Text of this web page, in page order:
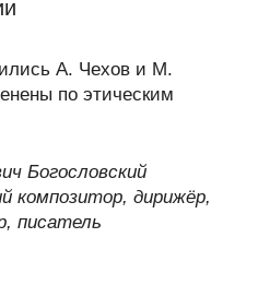
А. Чехов и М.
по этическим
Богословский
композитор, дирижёр,
писатель